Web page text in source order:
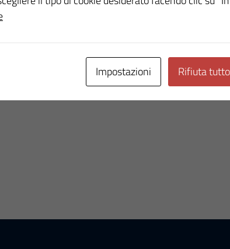
Impostazioni Rifiuta tutto